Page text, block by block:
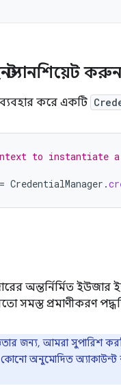
করে একটি
to instantiate
= CredentialManager .
অন্তর্নির্মিত ইউজার
প্রমাণীকরণ
জন্য, আমরা সুপারিশ
কোনো অনুমোদিত